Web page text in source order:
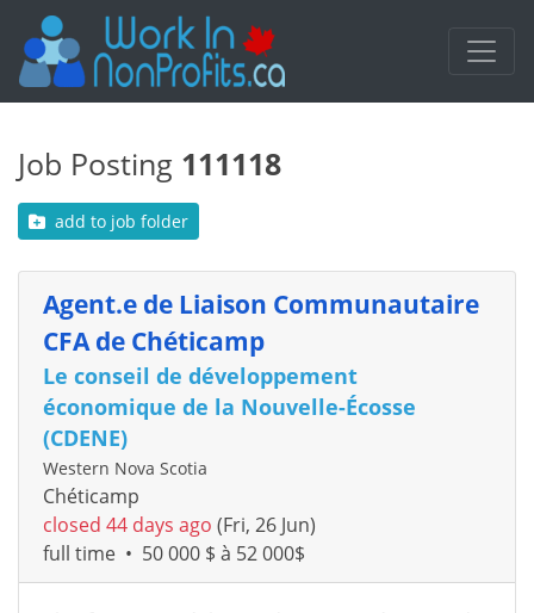
Job Posting 111118
add to job folder
Agent.e de Liaison Communautaire
CFA de Chéticamp
Le conseil de développement
économique de la Nouvelle-Écosse
(CDENE)
Western Nova Scotia
Chéticamp
closed 44 days ago (Fri, 26 Jun)
full time • 50 000 $ à 52 000$